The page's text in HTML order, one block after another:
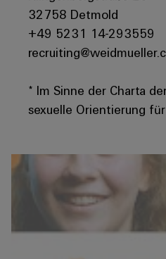
32758 Detmold
+49 5231 14-293559
* Im Sinne der Charta
sexuelle Orientierung